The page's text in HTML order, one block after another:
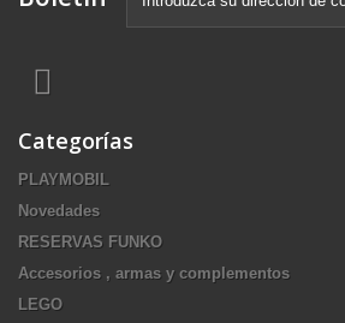
Categorías
PLAYMOBIL
Novedades
RESERVAS FUNKO
Accesorios , armas y complementos
LEGO